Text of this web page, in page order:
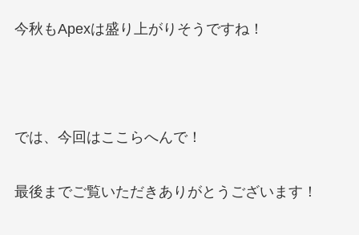
今秋もApexは盛り上がりそうですね！
では、今回はここらへんで！
最後までご覧いただきありがとうございます！